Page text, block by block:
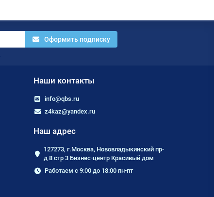
Оформить подписку
Наши контакты
info@qbs.ru
z4kaz@yandex.ru
Наш адрес
127273, г.Москва, Нововладыкинский пр-
д 8 стр 3 Бизнес-центр Красивый дом
Работаем с 9:00 до 18:00 пн-пт